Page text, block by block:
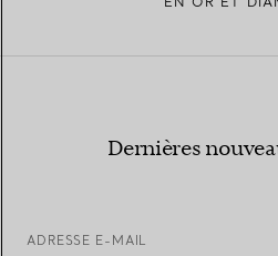
Dernières
ADRESSE E-MAIL